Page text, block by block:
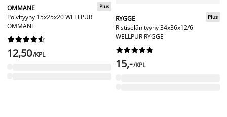
OMMANE
Polvityyny 15x25x20 WELLPUR
OMMANE
Plus






12,50/KPL
RYGGE
Ristiselän tyyny 34x36x12/6
WELLPUR RYGGE
Plus






15,-/KPL